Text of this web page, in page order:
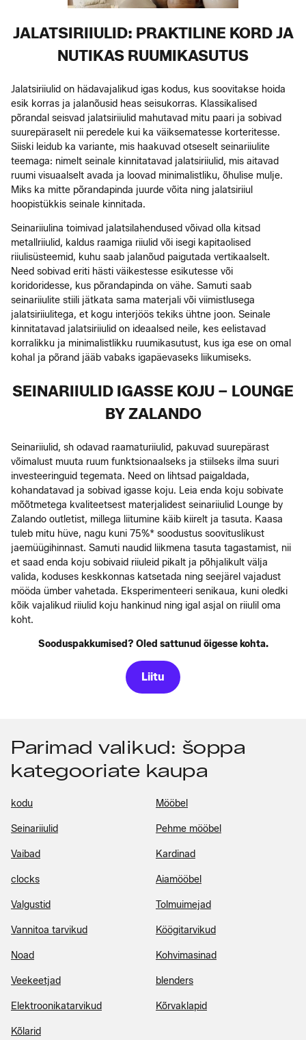
JALATSIRIIULID: PRAKTILINE KORD JA
NUTIKAS RUUMIKASUTUS
Jalatsiriiulid on hädavajalikud igas kodus, kus soovitakse hoida
esik korras ja jalanõusid heas seisukorras. Klassikalised
põrandal seisvad jalatsiriiulid mahutavad mitu paari ja sobivad
suurepäraselt nii peredele kui ka väiksematesse korteritesse.
Siiski leidub ka variante, mis haakuvad otseselt seina­riiulite
teemaga: nimelt seinale kinnitatavad jalatsiriiulid, mis aitavad
ruumi visuaalselt avada ja loovad minimalistliku, õhulise mulje.
Miks ka mitte põrandapinda juurde võita ning jalatsiriiul
hoopistükkis seinale kinnitada.
Seinariiulina toimivad jalatsilahendused võivad olla kitsad
metallriiulid, kaldus raamiga riiulid või isegi kapitaolised
riiulisüsteemid, kuhu saab jalanõud paigutada vertikaalselt.
Need sobivad eriti hästi väikestesse esikutesse või
koridoridesse, kus põrandapinda on vähe. Samuti saab
seinariiulite stiili jätkata sama materjali või viimistlusega
jalatsiriiulitega, et kogu interjöös tekiks ühtne joon. Seinale
kinnitatavad jalatsiriiulid on ideaalsed neile, kes eelistavad
korralikku ja minimalistlikku ruumikasutust, kus iga ese on omal
kohal ja põrand jääb vabaks igapäevaseks liikumiseks.
SEINARIIULID IGASSE KOJU – LOUNGE
BY ZALANDO
Seinariiulid, sh odavad raamaturiiulid, pakuvad suurepärast
võimalust muuta ruum funktsionaalseks ja stiilseks ilma suuri
investeeringuid tegemata. Need on lihtsad paigaldada,
kohandatavad ja sobivad igasse koju. Leia enda koju sobivate
mõõtmetega kvaliteetsest materjalidest seinariiulid Lounge by
Zalando outletist, millega liitumine käib kiirelt ja tasuta. Kaasa
tuleb mitu hüve, nagu kuni 75%* soodustus soovituslikust
jaemüügihinnast. Samuti naudid liikmena tasuta tagastamist, nii
et saad enda koju sobivaid riiuleid pikalt ja põhjalikult välja
valida, koduses keskkonnas katsetada ning seejärel vajadust
mööda ümber vahetada. Eksperimenteeri senikaua, kuni oledki
kõik vajalikud riiulid koju hankinud ning igal asjal on riiulil oma
koht.
Sooduspakkumised? Oled sattunud õigesse kohta.
Liitu
Parimad valikud: šoppa
kategooriate kaupa
kodu Mööbel
Seinariiulid Pehme mööbel
Vaibad Kardinad
clocks Aiamööbel
Valgustid Tolmuimejad
Vannitoa tarvikud Köögitarvikud
Noad Kohvimasinad
Veekeetjad blenders
Elektroonikatarvikud Kõrvaklapid
Kõlarid